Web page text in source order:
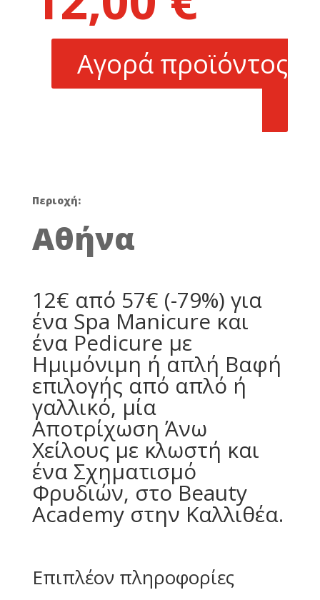
57,00 €.
τιμή
είναι:
12,00 €.
Αγορά προϊόντος
Περιοχή:
Αθήνα
12€ από 57€ (-79%) για
ένα Spa Manicure και
ένα Pedicure με
Ημιμόνιμη ή απλή Βαφή
επιλογής από απλό ή
γαλλικό, μία
Αποτρίχωση Άνω
Χείλους με κλωστή και
ένα Σχηματισμό
Φρυδιών, στο Beauty
Academy στην Καλλιθέα.
Επιπλέον πληροφορίες